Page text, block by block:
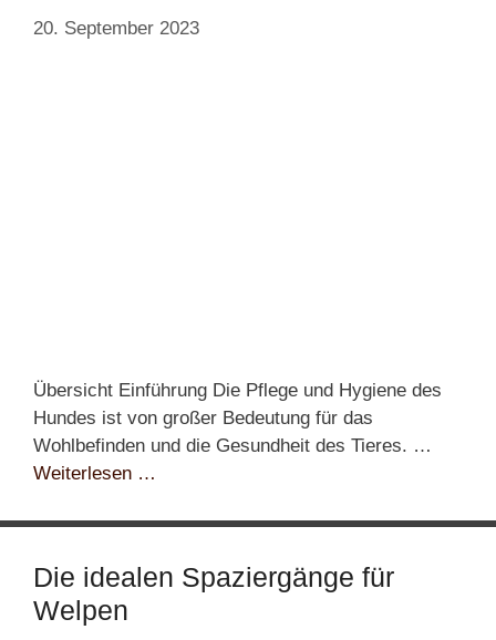
20. September 2023
Übersicht Einführung Die Pflege und Hygiene des
Hundes ist von großer Bedeutung für das
Wohlbefinden und die Gesundheit des Tieres. …
Weiterlesen …
Die idealen Spaziergänge für
Welpen